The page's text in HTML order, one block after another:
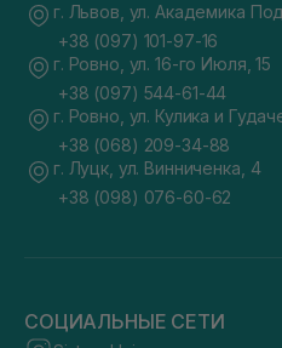
г. Львов, ул. Академика
+38 (097) 101-97-16
г. Ровно, ул. 16-го Июля, 15
+38 (097) 544-61-44
г. Ровно, ул. Кулика и
+38 (068) 209-34-88
г. Луцк, ул. Винниченка, 4
+38 (098) 076-60-62
СОЦИАЛЬНЫЕ СЕТИ